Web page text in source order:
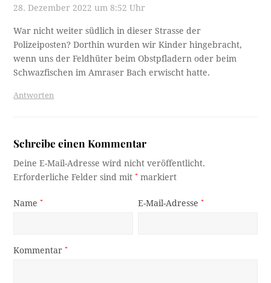
28. Dezember 2022 um 8:52 Uhr
War nicht weiter südlich in dieser Strasse der
Polizeiposten? Dorthin wurden wir Kinder hingebracht,
wenn uns der Feldhüter beim Obstpfladern oder beim
Schwazfischen im Amraser Bach erwischt hatte.
Antworten
Schreibe einen Kommentar
Deine E-Mail-Adresse wird nicht veröffentlicht.
Erforderliche Felder sind mit* markiert
Name* E-Mail-Adresse*
Kommentar*